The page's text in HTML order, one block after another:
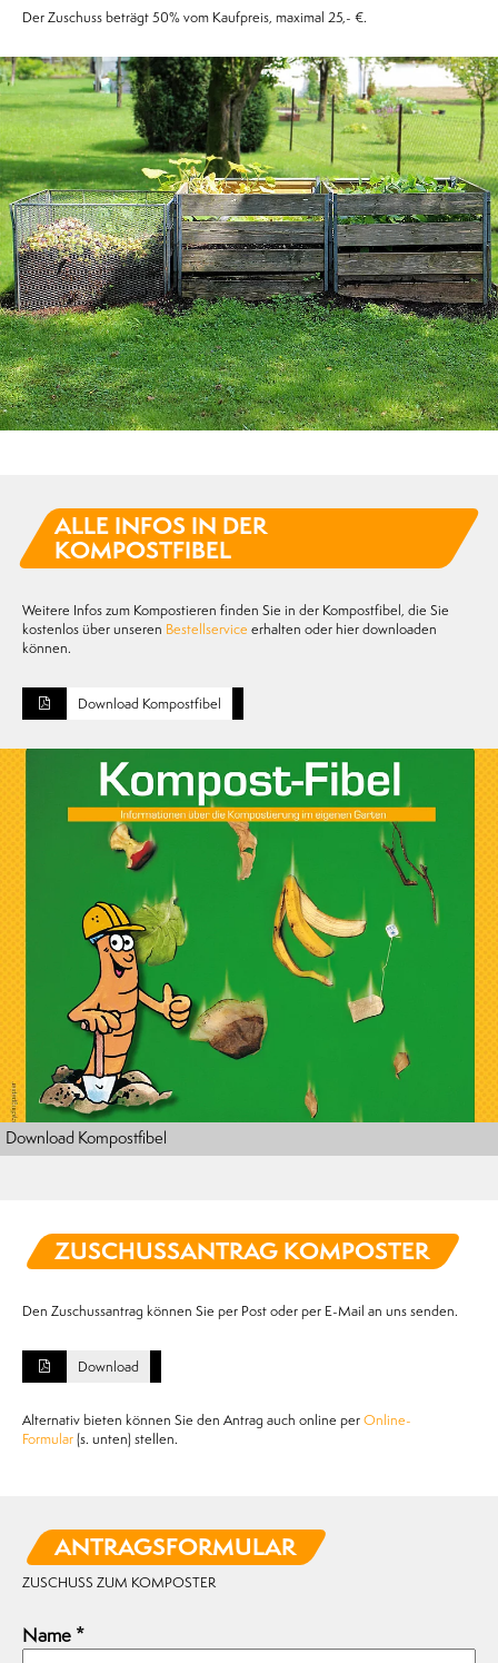
Der Zuschuss beträgt 50% vom Kaufpreis, maximal 25,- €.
ALLE INFOS IN DER
KOMPOSTFIBEL
Weitere Infos zum Kompostieren finden Sie in der Kompostfibel, die Sie
kostenlos über unseren Bestellservice erhalten oder hier downloaden
können.
Download Kompostfibel
Download Kompostfibel
ZUSCHUSSANTRAG KOMPOSTER
Den Zuschussantrag können Sie per Post oder per E-Mail an uns senden.
Download
Alternativ bieten können Sie den Antrag auch online per Online-
Formular (s. unten) stellen.
ANTRAGSFORMULAR
ZUSCHUSS ZUM KOMPOSTER
Name *